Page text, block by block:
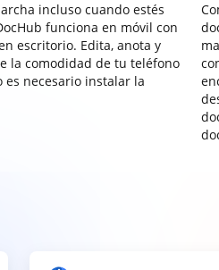
incluso cuando estés
funciona en móvil con
escritorio. Edita, anota y
la comodidad de tu teléfono
necesario instalar la